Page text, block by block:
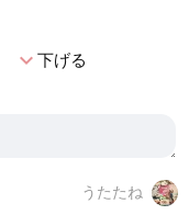
expand_more下げる
うたたね